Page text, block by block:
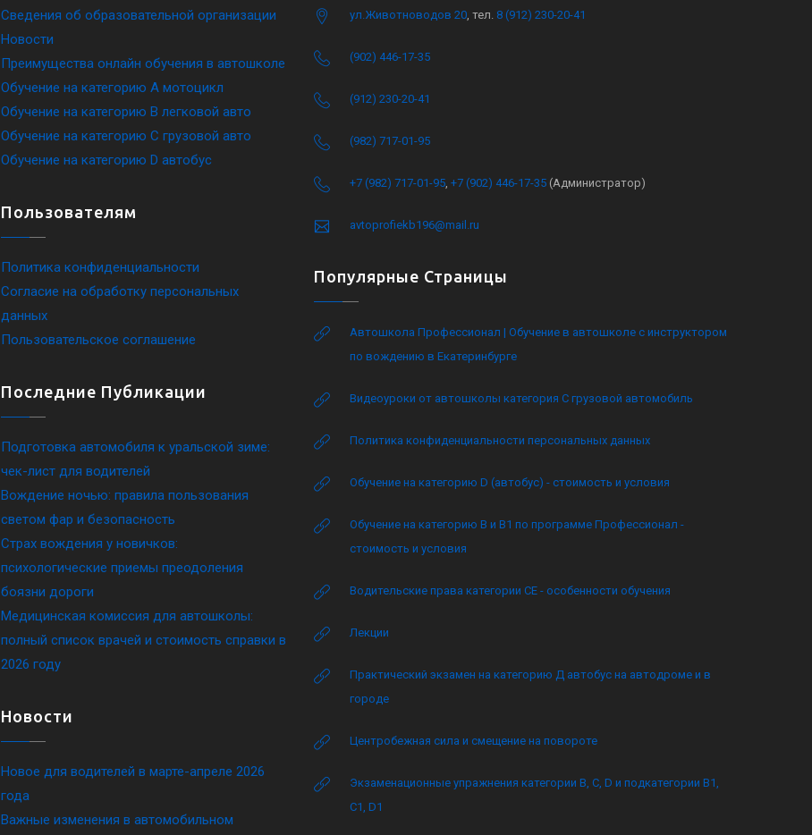
Сведения об образовательной организации
Новости
Преимущества онлайн обучения в автошколе
Обучение на категорию A мотоцикл
Обучение на категорию B легковой авто
Обучение на категорию C грузовой авто
Обучение на категорию D автобус
Пользователям
Политика конфиденциальности
Согласие на обработку персональных
данных
Пользовательское соглашение
Последние Публикации
Подготовка автомобиля к уральской зиме:
чек-лист для водителей
Вождение ночью: правила пользования
светом фар и безопасность
Страх вождения у новичков:
психологические приемы преодоления
боязни дороги
Медицинская комиссия для автошколы:
полный список врачей и стоимость справки в
2026 году
Новости
Новое для водителей в марте-апреле 2026
года
Важные изменения в автомобильном
ул.Животноводов 20, тел. 8 (912) 230-20-41
(902) 446-17-35
(912) 230-20-41
(982) 717-01-95
+7 (982) 717-01-95, +7 (902) 446-17-35 (Администратор)
avtoprofiekb196@mail.ru
Популярные Страницы
Автошкола Профессионал | Обучение в автошколе с инструктором
по вождению в Екатеринбурге
Видеоуроки от автошколы категория C грузовой автомобиль
Политика конфиденциальности персональных данных
Обучение на категорию D (автобус) - стоимость и условия
Обучение на категорию B и B1 по программе Профессионал -
стоимость и условия
Водительские права категории CE - особенности обучения
Лекции
Практический экзамен на категорию Д автобус на автодроме и в
городе
Центробежная сила и смещение на повороте
Экзаменационные упражнения категории B, C, D и подкатегории B1,
C1, D1